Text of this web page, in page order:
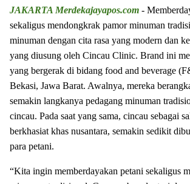
JAKARTA Merdekajayapos.com -
sekaligus mendongkrak pamor minuman
minuman dengan cita rasa yang modern dan
yang diusung oleh Cincau Clinic. Brand ini
yang bergerak di bidang food and beverage
Bekasi, Jawa Barat. Awalnya, mereka
semakin langkanya pedagang minuman
cincau. Pada saat yang sama, cincau sebagai
berkhasiat khas nusantara, semakin sedikit
para petani.
“Kita ingin memberdayakan petani sekaligus